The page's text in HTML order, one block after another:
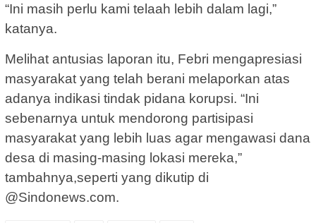
“Ini masih perlu kami telaah lebih dalam lagi,”
katanya.
Melihat antusias laporan itu, Febri mengapresiasi
masyarakat yang telah berani melaporkan atas
adanya indikasi tindak pidana korupsi. “Ini
sebenarnya untuk mendorong partisipasi
masyarakat yang lebih luas agar mengawasi dana
desa di masing-masing lokasi mereka,”
tambahnya,seperti yang dikutip di
@Sindonews.com.